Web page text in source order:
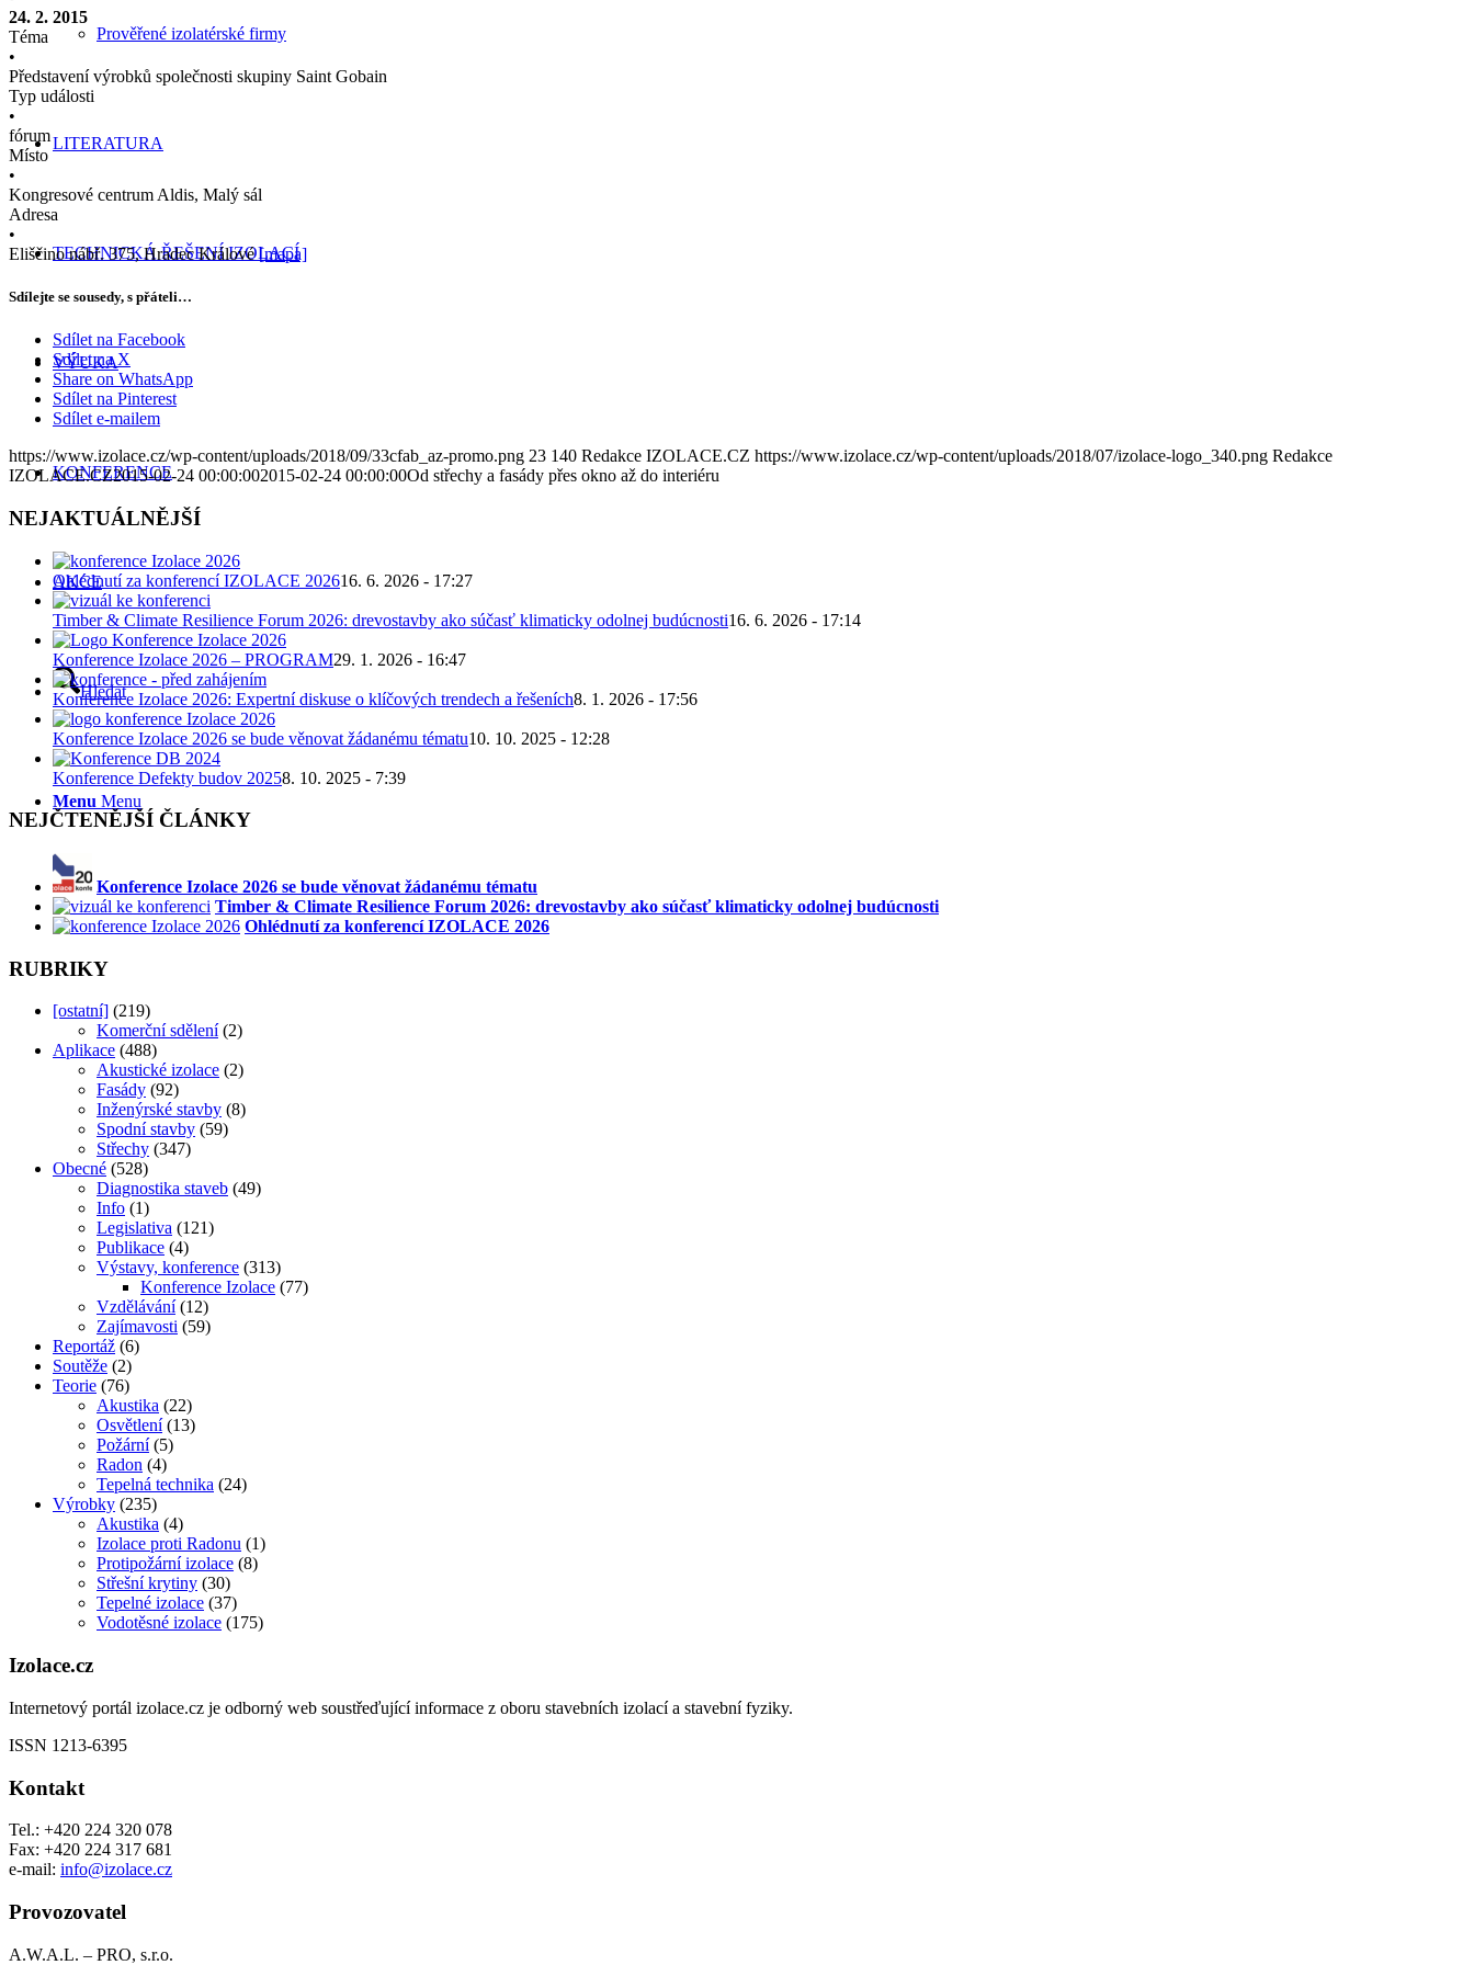
Prověřené izolatérské firmy
LITERATURA
TECHNICKÁ ŘEŠENÍ IZOLACÍ
VÝUKA
KONFERENCE
AKCE
Hledat
Menu Menu
24. 2. 2015
Téma
•
Představení výrobků společnosti skupiny Saint Gobain
Typ události
•
fórum
Místo
•
Kongresové centrum Aldis, Malý sál
Adresa
•
Eliščino nábř. 375, Hradec Králové[mapa]
Sdílejte se sousedy, s přáteli…
Sdílet na Facebook
Sdílet na X
Share on WhatsApp
Sdílet na Pinterest
Sdílet e-mailem
https://www.izolace.cz/wp-content/uploads/2018/09/33cfab_az-promo.png 23 140 Redakce IZOLACE.CZ https://www.izolace.cz/wp-content/uploads/2018/07/izolace-logo_340.png Redakce
IZOLACE.CZ2015-02-24 00:00:002015-02-24 00:00:00Od střechy a fasády přes okno až do interiéru
NEJAKTUÁLNĚJŠÍ
Ohlédnutí za konferencí IZOLACE 202616. 6. 2026 - 17:27
Timber & Climate Resilience Forum 2026: drevostavby ako súčasť klimaticky odolnej budúcnosti16. 6. 2026 - 17:14
Konference Izolace 2026 – PROGRAM29. 1. 2026 - 16:47
Konference Izolace 2026: Expertní diskuse o klíčových trendech a řešeních8. 1. 2026 - 17:56
Konference Izolace 2026 se bude věnovat žádanému tématu10. 10. 2025 - 12:28
Konference Defekty budov 20258. 10. 2025 - 7:39
NEJČTENĚJŠÍ ČLÁNKY
Konference Izolace 2026 se bude věnovat žádanému tématu
Timber & Climate Resilience Forum 2026: drevostavby ako súčasť klimaticky odolnej budúcnosti
Ohlédnutí za konferencí IZOLACE 2026
RUBRIKY
[ostatní] (219)
Komerční sdělení (2)
Aplikace (488)
Akustické izolace (2)
Fasády (92)
Inženýrské stavby (8)
Spodní stavby (59)
Střechy (347)
Obecné (528)
Diagnostika staveb (49)
Info (1)
Legislativa (121)
Publikace (4)
Výstavy, konference (313)
Konference Izolace (77)
Vzdělávání (12)
Zajímavosti (59)
Reportáž (6)
Soutěže (2)
Teorie (76)
Akustika (22)
Osvětlení (13)
Požární (5)
Radon (4)
Tepelná technika (24)
Výrobky (235)
Akustika (4)
Izolace proti Radonu (1)
Protipožární izolace (8)
Střešní krytiny (30)
Tepelné izolace (37)
Vodotěsné izolace (175)
Izolace.cz
Internetový portál izolace.cz je odborný web soustřeďující informace z oboru stavebních izolací a stavební fyziky.
ISSN 1213-6395
Kontakt
Tel.: +420 224 320 078
Fax: +420 224 317 681
e-mail: info@izolace.cz
Provozovatel
A.W.A.L. – PRO, s.r.o.